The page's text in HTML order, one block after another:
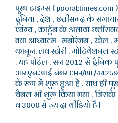
पूरब टाइम्स (
दुनिया , देश , छत्तीसगढ़ के
व्यंग्य , कार्टून के अलावा
तथा आध्यात्म , मनोरंजन , खेल ,
कानून, लव स्टोरी , मोटिवेशनल
. यह पोर्टल , सन 2012 से दैनिक
आर.एन.आई नंबर CHH/BIL/
के रूप में शुरू हुआ है . साथ ही
चैनल भी शुरू किया गया , जिसके
व 3000 से ज़्यादा वीडियो हैं |